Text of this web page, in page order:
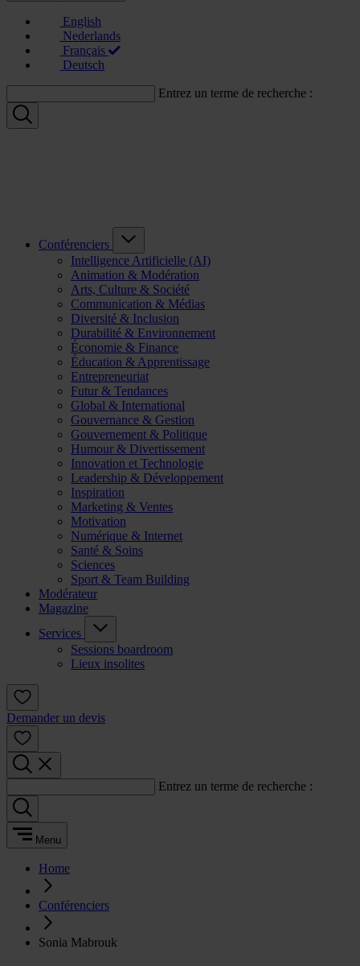
English
Nederlands
Français
Deutsch
Entrez un terme de recherche :
Conférenciers
Intelligence Artificielle (AI)
Animation & Modération
Arts, Culture & Société
Communication & Médias
Diversité & Inclusion
Durabilité & Environnement
Économie & Finance
Éducation & Apprentissage
Entrepreneuriat
Futur & Tendances
Global & International
Gouvernance & Gestion
Gouvernement & Politique
Humour & Divertissement
Innovation et Technologie
Leadership & Développement
Inspiration
Marketing & Ventes
Motivation
Numérique & Internet
Santé & Soins
Sciences
Sport & Team Building
Modérateur
Magazine
Services
Sessions boardroom
Lieux insolites
Demander un devis
Entrez un terme de recherche :
Menu
Home
Conférenciers
Sonia Mabrouk